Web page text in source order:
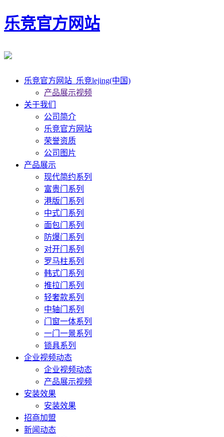
乐竞官方网站
乐竞官方网站_乐竞lejing(中国)
产品展示视频
关于我们
公司简介
乐竞官方网站
荣誉资质
公司图片
产品展示
现代简约系列
富贵门系列
港版门系列
中式门系列
面包门系列
防爆门系列
对开门系列
罗马柱系列
韩式门系列
推拉门系列
轻奢款系列
中轴门系列
门窗一体系列
一门一景系列
锁具系列
企业视频动态
企业视频动态
产品展示视频
安装效果
安装效果
招商加盟
新闻动态